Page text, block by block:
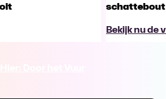
Bekijk nu de